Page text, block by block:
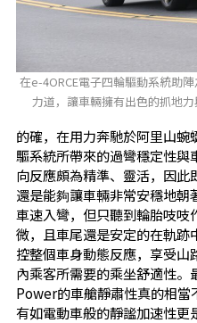
在e-4ORCE電子四輪驅動系統助
力道，讓車輛擁有出色的抓地力
的確，在用力奔馳於阿里山
驅系統所帶來的過彎穩定性
向反應頗為精準、靈活，因
還是能夠讓車輛非常安穩地
車速入彎，但只聽到輪胎吱
微，且車尾還是安定的在軌
控整個車身動態反應，享受
內乘客所需要的乘坐舒適性
Power的車艙靜肅性真的相當
有如電動車般的靜謐加速性更